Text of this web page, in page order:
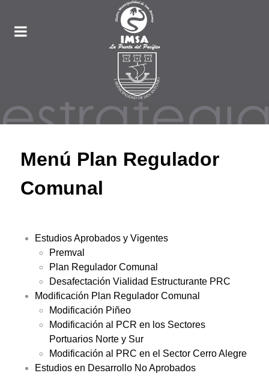
Menú Plan Regulador
Comunal
Estudios Aprobados y Vigentes
Premval
Plan Regulador Comunal
Desafectación Vialidad Estructurante PRC
Modificación Plan Regulador Comunal
Modificación Piñeo
Modificación al PCR en los Sectores
Portuarios Norte y Sur
Modificación al PRC en el Sector Cerro Alegre
Estudios en Desarrollo No Aprobados